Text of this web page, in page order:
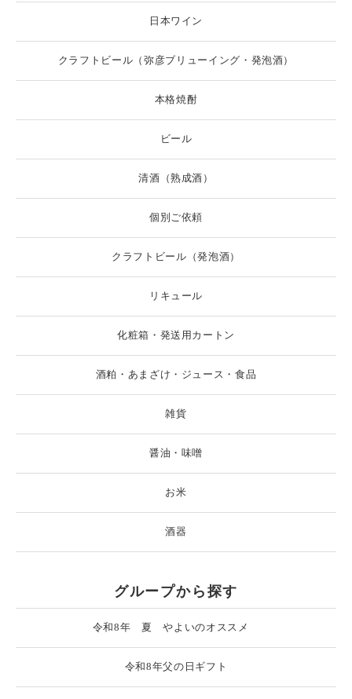
日本ワイン
クラフトビール（弥彦ブリューイング・発泡酒）
本格焼酎
ビール
清酒（熟成酒）
個別ご依頼
クラフトビール（発泡酒）
リキュール
化粧箱・発送用カートン
酒粕・あまざけ・ジュース・食品
雑貨
醤油・味噌
お米
酒器
グループから探す
令和8年 夏 やよいのオススメ
令和8年父の日ギフト